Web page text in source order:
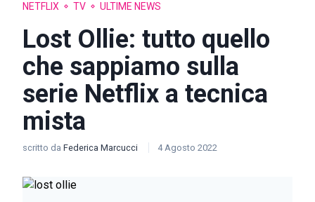
NETFLIX TV ULTIME NEWS
Lost Ollie: tutto quello
che sappiamo sulla
serie Netflix a tecnica
mista
scritto da Federica Marcucci 4 Agosto 2022